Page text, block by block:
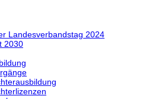
Landesverbandstag 2024
2030